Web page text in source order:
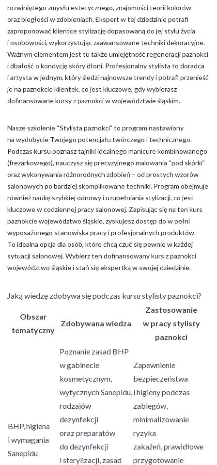
rozwiniętego zmysłu estetycznego, znajomości teorii kolorów
oraz biegłości w zdobieniach. Ekspert w tej dziedzinie potrafi
zaproponować klientce stylizację dopasowaną do jej stylu życia
i osobowości, wykorzystując zaawansowane techniki dekoracyjne.
Ważnym elementem jest tu także umiejętność regeneracji paznokci
i dbałość o kondycję skóry dłoni. Profesjonalny stylista to doradca
i artysta w jednym, który śledzi najnowsze trendy i potrafi przenieść
je na paznokcie klientek, co jest kluczowe, gdy wybierasz
dofinansowane kursy z paznokci w województwie śląskim.
Nasze szkolenie “Stylista paznokci” to program nastawiony
na wydobycie Twojego potencjału twórczego i technicznego.
Podczas kursu poznasz tajniki idealnego manicure kombinowanego
(frezarkowego), nauczysz się precyzyjnego malowania “pod skórki”
oraz wykonywania różnorodnych zdobień – od prostych wzorów
salonowych po bardziej skomplikowane techniki. Program obejmuje
również naukę szybkiej odnowy i uzupełniania stylizacji, co jest
kluczowe w codziennej pracy salonowej. Zapisując się na ten kurs
paznokcie województwo śląskie, zyskujesz dostęp do w pełni
wyposażonego stanowiska pracy i profesjonalnych produktów.
To idealna opcja dla osób, które chcą czuć się pewnie w każdej
sytuacji salonowej. Wybierz ten dofinansowany kurs z paznokci
województwo śląskie i stań się ekspertką w swojej dziedzinie.
Jaką wiedzę zdobywa się podczas kursu stylisty paznokci?
Obszar
tematyczny
Zdobywana wiedza
Zastosowanie
w pracy stylisty
paznokci
BHP, higiena
i wymagania
Sanepidu
Poznanie zasad BHP
w gabinecie
kosmetycznym,
wytycznych Sanepidu,
rodzajów
dezynfekcji
oraz preparatów
do dezynfekcji
i sterylizacji, zasad
Zapewnienie
bezpieczeństwa
i higieny podczas
zabiegów,
minimalizowanie
ryzyka
zakażeń, prawidłowe
przygotowanie